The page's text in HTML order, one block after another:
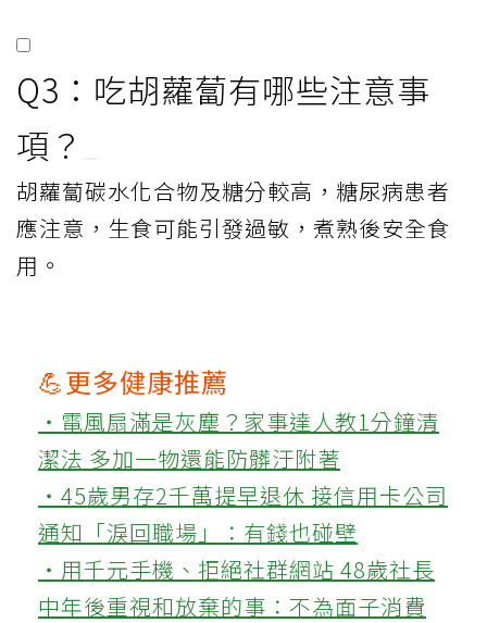
Q3：吃胡蘿蔔有哪些注意事
項？
胡蘿蔔碳水化合物及糖分較高，糖尿病患者
應注意，生食可能引發過敏，煮熟後安全食
用。
💪更多健康推薦
‧電風扇滿是灰塵？家事達人教1分鐘清
潔法 多加一物還能防髒汙附著
‧45歲男存2千萬提早退休 接信用卡公司
通知「淚回職場」：有錢也碰壁
‧用千元手機、拒絕社群網站 48歲社長
中年後重視和放棄的事：不為面子消費